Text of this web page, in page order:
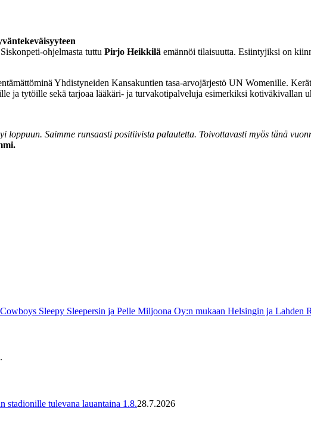
ohjelmasta tuttu Pirjo Heikkilä emännöi tilaisuutta. Esiintyjiksi on
Yhdistyneiden Kansakuntien tasa-arvojärjestö UN Womenille.
ja tytöille sekä tarjoaa lääkäri- ja turvakotipalveluja esimerkiksi kotiväkivallan
Saimme runsaasti positiivista palautetta. Toivottavasti myös tänä
Sleepy Sleepersin ja Pelle Miljoona Oy:n mukaan Helsingin ja Lahden
stadionille tulevana lauantaina 1.8.28.7.2026